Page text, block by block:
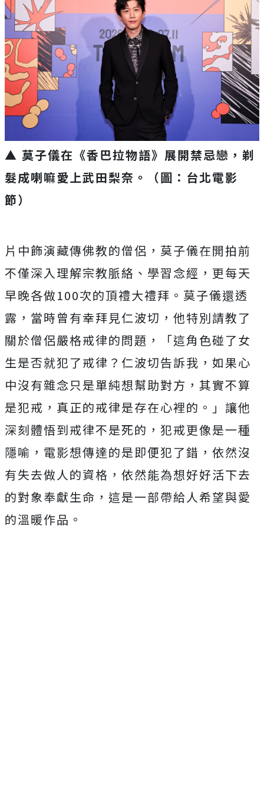
▲ 莫子儀在《香巴拉物語》展開禁忌戀，剃
髮成喇嘛愛上武田梨奈。（圖：台北電影
節）
片中飾演藏傳佛教的僧侶，莫子儀在開拍前
不僅深入理解宗教脈絡、 學習念經，更每天
早晚各做100次的頂禮大禮拜。莫子儀還透
露， 當時曾有幸拜見仁波切，他特別請教了
關於僧侶嚴格戒律的問題，「這角色碰了女
生是否就犯了戒律？仁波切告訴我， 如果心
中沒有雜念只是單純想幫助對方，其實不算
是犯戒， 真正的戒律是存在心裡的。」讓他
深刻體悟到戒律不是死的， 犯戒更像是一種
隱喻，電影想傳達的是即便犯了錯， 依然沒
有失去做人的資格，依然能為想好好活下去
的對象奉獻生命， 這是一部帶給人希望與愛
的溫暖作品。